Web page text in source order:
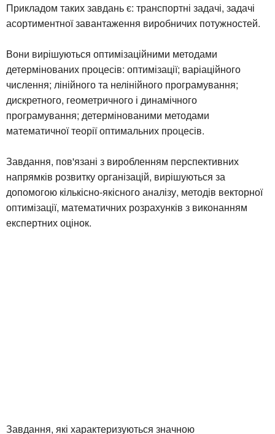
Прикладом таких завдань є: транспортні задачі, задачі
асортиментної завантаження виробничих потужностей.
Вони вирішуються оптимізаційними методами
детермінованих процесів: оптимізації; варіаційного
числення; лінійного та нелінійного програмування;
дискретного, геометричного і динамічного
програмування; детермінованими методами
математичної теорії оптимальних процесів.
Завдання, пов'язані з виробленням перспективних
напрямків розвитку організацій, вирішуються за
допомогою кількісно-якісного аналізу, методів векторної
оптимізації, математичних розрахунків з виконанням
експертних оцінок.
Завдання, які характеризуються значною